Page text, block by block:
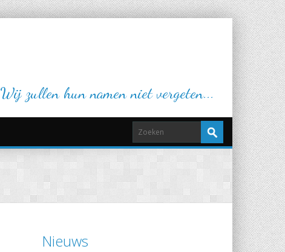
Wij zullen hun namen niet vergeten...
Nieuws